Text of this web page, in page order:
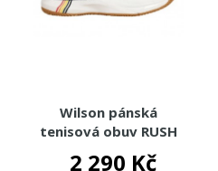
Wilson pánská
tenisová obuv RUSH
PRO ACE RG 2025 CLAY
2 290 Kč